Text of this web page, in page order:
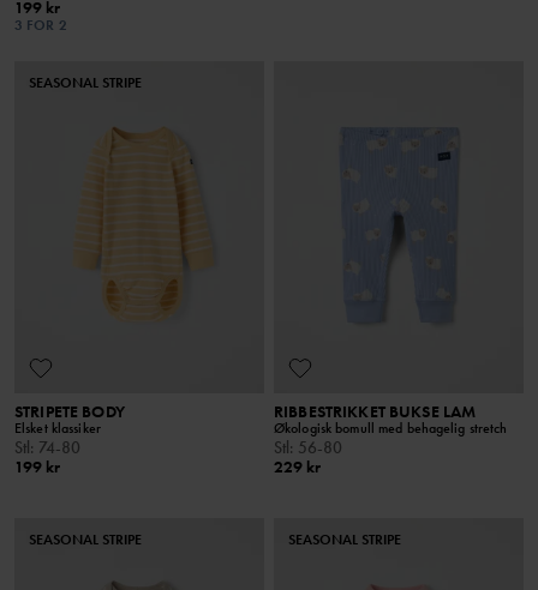
199 kr
3 FOR 2
SEASONAL STRIPE
STRIPETE BODY
Elsket klassiker
Stl: 74-80
199 kr
RIBBESTRIKKET BUKSE LAM
Økologisk bomull med behagelig stretch
Stl: 56-80
229 kr
SEASONAL STRIPE SEASONAL STRIPE